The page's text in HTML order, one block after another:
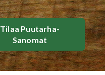
Tilaa Puutarha-
Sanomat